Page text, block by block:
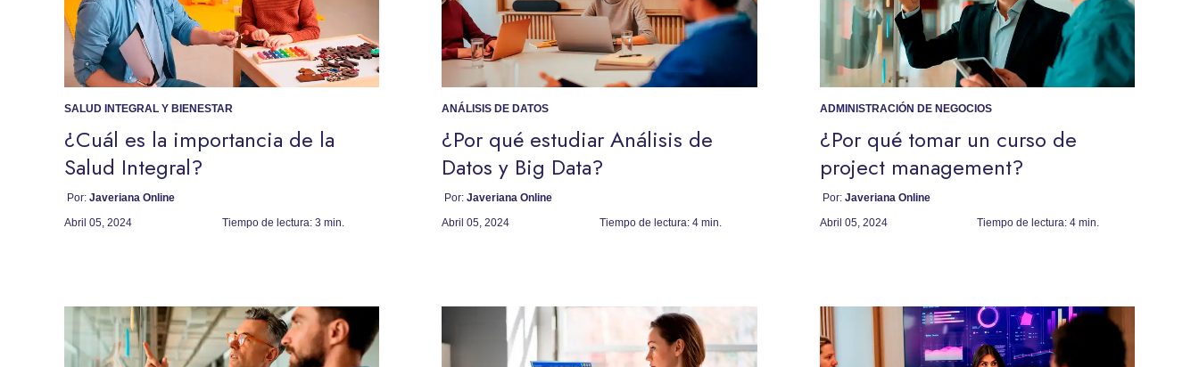
SALUD INTEGRAL Y BIENESTAR
¿Cuál es la importancia de la
Salud Integral?
Por: Javeriana Online
Abril 05, 2024
Tiempo de lectura:3 min.
ANÁLISIS DE DATOS
¿Por qué estudiar Análisis de
Datos y Big Data?
Por:Javeriana Online
Abril 05, 2024
Tiempo de lectura:4 min.
ADMINISTRACIÓN DE NEGOCIOS
¿Por qué tomar un curso de
project management?
Por: Javeriana Online
Abril 05, 2024
Tiempo de lectura: 4 min.